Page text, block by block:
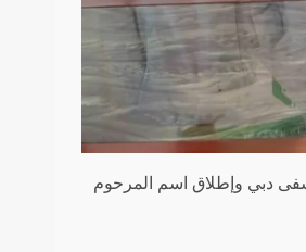
مستشفى دبي وإطلاق اسم المرحوم